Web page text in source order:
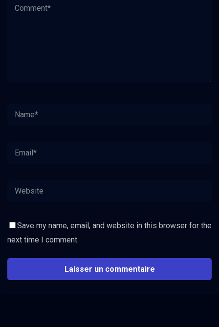
Save my name, email, and website in this browser for the
next time I comment.